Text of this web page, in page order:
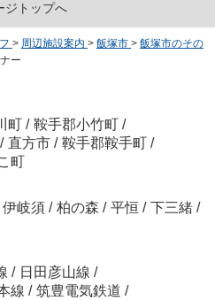
ジトップへ
> 周辺施設案内 > 飯塚市 > 飯塚市のその
ー
町 / 鞍手郡小竹町 /
/ 直方市 / 鞍手郡鞍手町 /
町
伊岐須 / 柏の森 / 平恒 / 下三緒 /
/ 日田彦山線 /
線 / 筑豊電気鉄道 /